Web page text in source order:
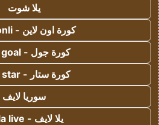
يلا شوت
كورة اون لاين - kora onli
كورة جول - kora goal
كورة ستار - kora star
سوريا لايف
يلا لايف - yalla live